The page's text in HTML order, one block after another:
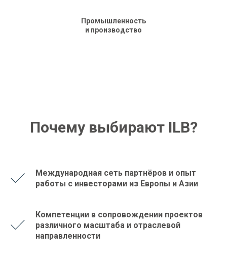
Промышленность
и производство
Почему выбирают ILB?
Международная сеть партнёров и опыт
работы с инвесторами из Европы и Азии
Компетенции в сопровождении проектов
различного масштаба и отраслевой
направленности